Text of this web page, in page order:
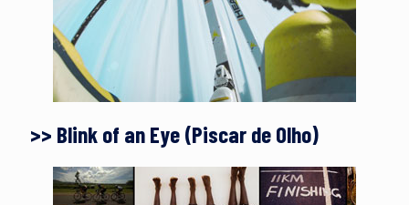
>> Blink of an Eye (Piscar de Olho)